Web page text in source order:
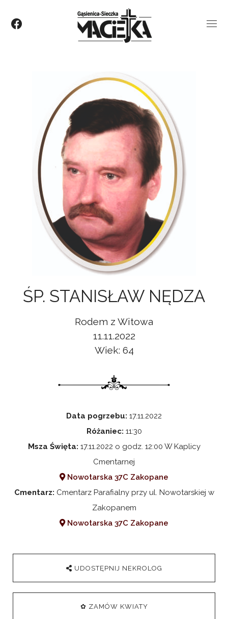
ŚP. STANISŁAW NĘDZA
Rodem z Witowa
11.11.2022
Wiek: 64
Data pogrzebu: 17.11.2022
Różaniec: 11:30
Msza Święta: 17.11.2022 o godz. 12:00 W Kaplicy
Cmentarnej
Nowotarska 37C Zakopane
Cmentarz: Cmentarz Parafialny przy ul. Nowotarskiej w
Zakopanem
Nowotarska 37C Zakopane
UDOSTĘPNIJ NEKROLOG
✿ ZAMÓW KWIATY